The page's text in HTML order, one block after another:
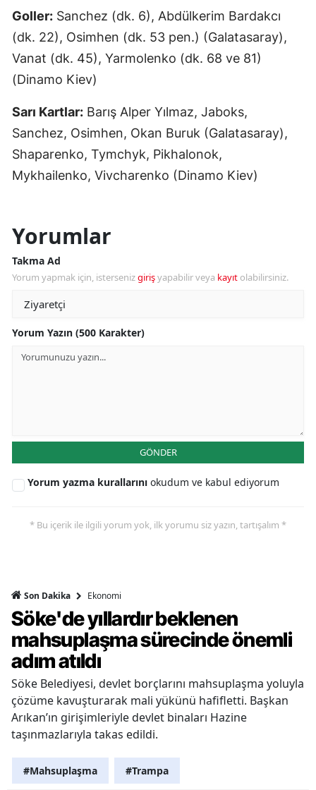
Goller: Sanchez (dk. 6), Abdülkerim Bardakcı
(dk. 22), Osimhen (dk. 53 pen.) (Galatasaray),
Vanat (dk. 45), Yarmolenko (dk. 68 ve 81)
(Dinamo Kiev)
Sarı Kartlar: Barış Alper Yılmaz, Jaboks,
Sanchez, Osimhen, Okan Buruk (Galatasaray),
Shaparenko, Tymchyk, Pikhalonok,
Mykhailenko, Vivcharenko (Dinamo Kiev)
Yorumlar
Takma Ad
Yorum yapmak için, istersenizgirişyapabilir veya kayıt olabilirsiniz.
Yorum Yazın (500 Karakter)
GÖNDER
Yorum yazma kurallarını okudum ve kabul ediyorum
* Bu içerik ile ilgili yorum yok, ilk yorumu siz yazın, tartışalım *
Son Dakika Ekonomi
Söke'de yıllardır beklenen
mahsuplaşma sürecinde önemli
adım atıldı
Söke Belediyesi, devlet borçlarını mahsuplaşma yoluyla
çözüme kavuşturarak mali yükünü hafifletti. Başkan
Arıkan’ın girişimleriyle devlet binaları Hazine
taşınmazlarıyla takas edildi.
#Mahsuplaşma #Trampa